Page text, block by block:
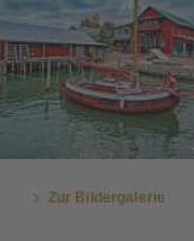
Bildergalerie öffnen
Zur Bildergalerie